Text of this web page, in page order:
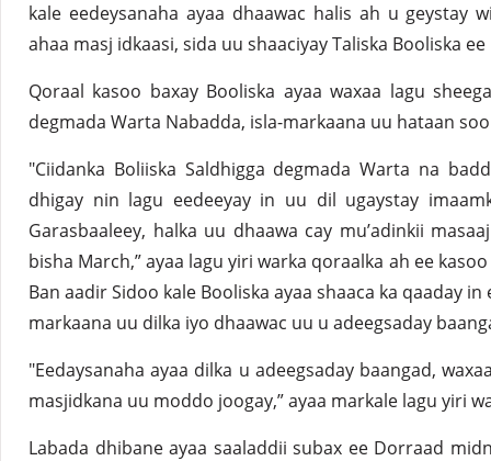
kale eedeysanaha ayaa dhaawac halis ah u geystay
ahaa masj idkaasi, sida uu shaaciyay Taliska Booliska
Qoraal kasoo baxay Booliska ayaa waxaa lagu
degmada Warta Nabadda, isla-markaana uu hataan
"Ciidanka Boliiska Saldhigga degmada Warta na
dhigay nin lagu eedeeyay in uu dil ugaystay
Garasbaaleey, halka uu dhaawa cay mu’adinkii
bisha March,” ayaa lagu yiri warka qoraalka ah ee
Ban aadir Sidoo kale Booliska ayaa shaaca ka qaaday
markaana uu dilka iyo dhaawac uu u adeegsaday
"Eedaysanaha ayaa dilka u adeegsaday baangad,
masjidkana uu moddo joogay,” ayaa markale lagu yiri
Labada dhibane ayaa saaladdii subax ee Dorraad